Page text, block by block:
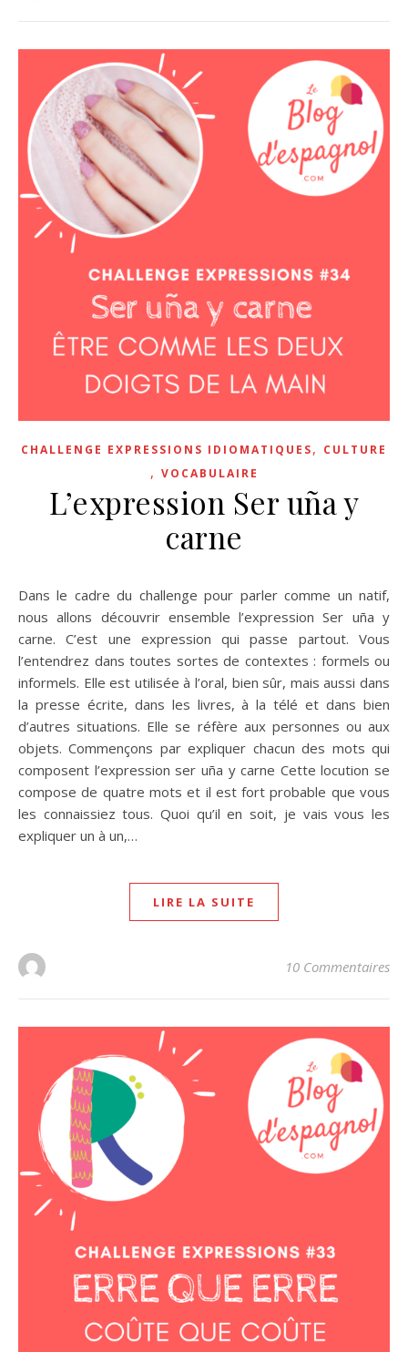
CHALLENGE EXPRESSIONS IDIOMATIQUES, CULTURE
, VOCABULAIRE
L’expression Ser uña y
carne
Dans le cadre du challenge pour parler comme un natif,
nous allons découvrir ensemble l’expression Ser uña y
carne. C’est une expression qui passe partout. Vous
l’entendrez dans toutes sortes de contextes : formels ou
informels. Elle est utilisée à l’oral, bien sûr, mais aussi dans
la presse écrite, dans les livres, à la télé et dans bien
d’autres situations. Elle se réfère aux personnes ou aux
objets. Commençons par expliquer chacun des mots qui
composent l’expression ser uña y carne Cette locution se
compose de quatre mots et il est fort probable que vous
les connaissiez tous. Quoi qu’il en soit, je vais vous les
expliquer un à un,…
LIRE LA SUITE
10 Commentaires